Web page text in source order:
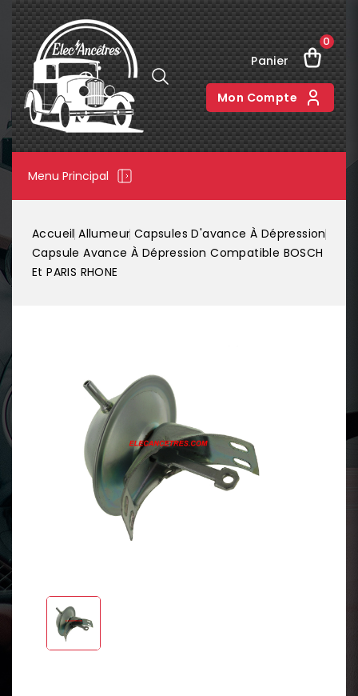
Panier
0
Mon Compte
Menu Principal
Accueil Allumeur Capsules D'avance À Dépression
Capsule Avance À Dépression Compatible BOSCH
Et PARIS RHONE